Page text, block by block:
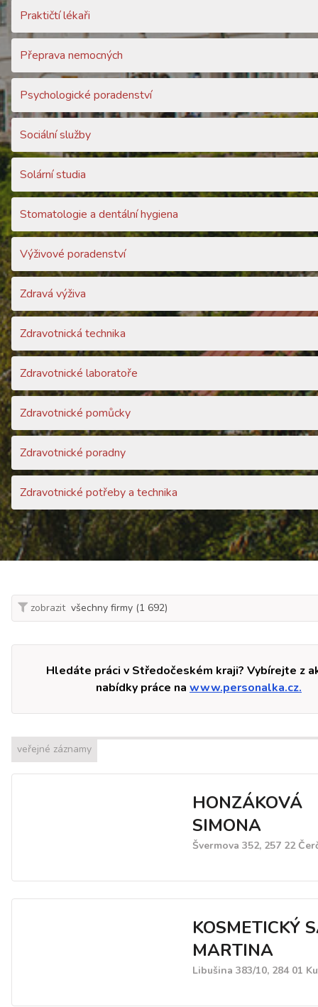
Praktičtí lékaři
Přeprava nemocných
Psychologické poradenství
Sociální služby
Solární studia
Stomatologie a dentální hygiena
Výživové poradenství
Zdravá výživa
Zdravotnická technika
Zdravotnické laboratoře
Zdravotnické pomůcky
Zdravotnické poradny
Zdravotnické potřeby a technika
zobrazit
Hledáte práci v Středočeském kraji? Vybírejte z
nabídky práce na www.personalka.cz.
veřejné záznamy
HONZÁKOVÁ
SIMONA
Švermova 352, 257 22
KOSMETICKÝ
MARTINA
Libušina 383/10, 284 01